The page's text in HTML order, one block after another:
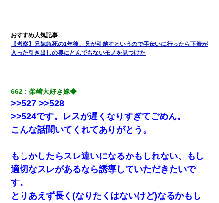
【考察】兄嫁急死の1年後、兄が引越すというので手伝いに行ったら下着が
入った引き出しの奥にとんでもないモノを見つけた
662 柴崎大好き嫁◆
>>527 >>528
>>524です。レスが遅くなりすぎてごめん。
こんな話聞いてくれてありがとう。
もしかしたらスレ違いになるかもしれない、もし
適切なスレがあるなら誘導していただきたいで
す。
とりあえず長く(なりたくはないけど)なるかもし